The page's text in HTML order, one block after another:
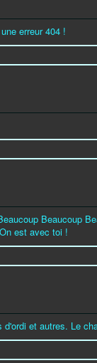
erreur 404 !
Beaucoup
est avec toi !
et autres. Le